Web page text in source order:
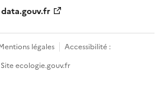
data.gouv.fr
légales
Accessibilité :
Site ecologie.gouv.fr